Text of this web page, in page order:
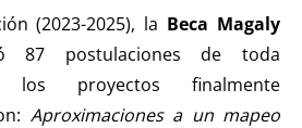
(2023-2025), la Beca Magaly
87 postulaciones de toda
los proyectos finalmente
Aproximaciones a un mapeo